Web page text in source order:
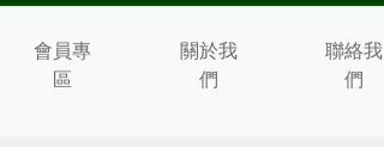
會員專
區
關於我
們
聯絡我
們